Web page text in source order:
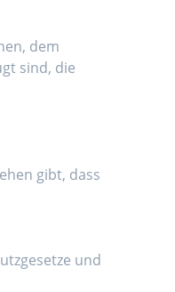
dem
sind, die
gibt, dass
und